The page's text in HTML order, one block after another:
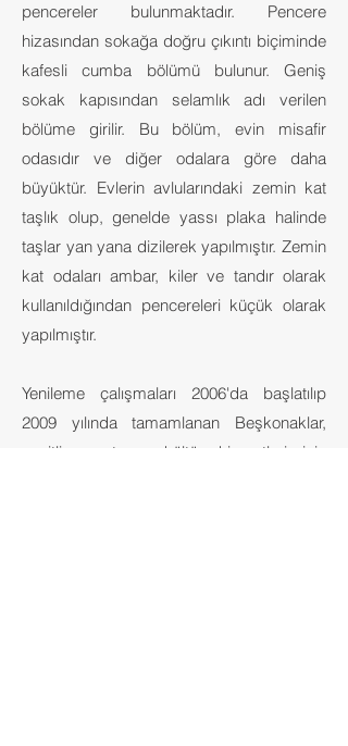
pencereler bulunmaktadır. Pencere
hizasından sokağa doğru çıkıntı biçiminde
kafesli cumba bölümü bulunur. Geniş
sokak kapısından selamlık adı verilen
bölüme girilir. Bu bölüm, evin misafir
odasıdır ve diğer odalara göre daha
büyüktür. Evlerin avlularındaki zemin kat
taşlık olup, genelde yassı plaka halinde
taşlar yan yana dizilerek yapılmıştır. Zemin
kat odaları ambar, kiler ve tandır olarak
kullanıldığından pencereleri küçük olarak
yapılmıştır.
Yenileme çalışmaları 2006'da başlatılıp
2009 yılında tamamlanan Beşkonaklar,
çeşitli sanat ve kültür hizmetleri için